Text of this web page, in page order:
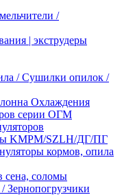
/
| экструдеры
/ Сушилки опилок /
Охлаждения
серии ОГМ
KMPM/SZLH/ДГ/ПГ
кормов, опила
сена, соломы